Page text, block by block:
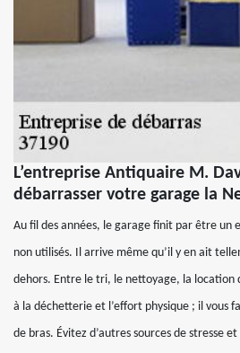
L’entreprise Antiquaire M.
débarrasser votre garage la
Au fil des années, le garage finit par être un
non utilisés. Il arrive même qu’il y en ait
dehors. Entre le tri, le nettoyage, la location
à la déchetterie et l’effort physique ; il vous
de bras. Évitez d’autres sources de stresse